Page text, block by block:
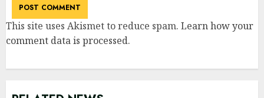
This site uses Akismet to reduce spam. Learn how your
comment data is processed.